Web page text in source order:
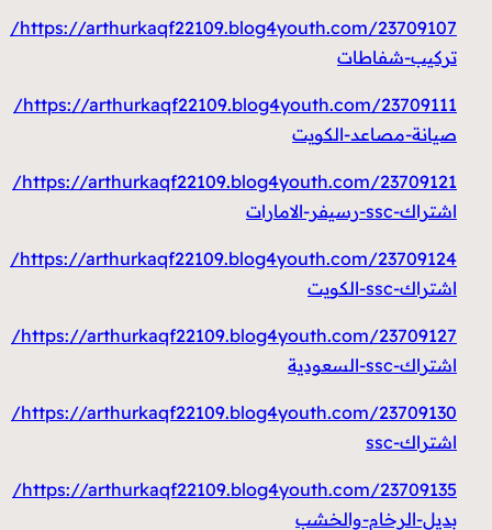
https://arthurkaqf22109.blog4youth.com/23709107/
تركيب-شفاطات
https://arthurkaqf22109.blog4youth.com/23709111/
صيانة-مصاعد-الكويت
https://arthurkaqf22109.blog4youth.com/23709121/
اشتراك-ssc-رسيفر-الامارات
https://arthurkaqf22109.blog4youth.com/23709124/
اشتراك-ssc-الكويت
https://arthurkaqf22109.blog4youth.com/23709127/
اشتراك-ssc-السعودية
https://arthurkaqf22109.blog4youth.com/23709130/
اشتراك-ssc
https://arthurkaqf22109.blog4youth.com/23709135/
بديل-الرخام-والخشب